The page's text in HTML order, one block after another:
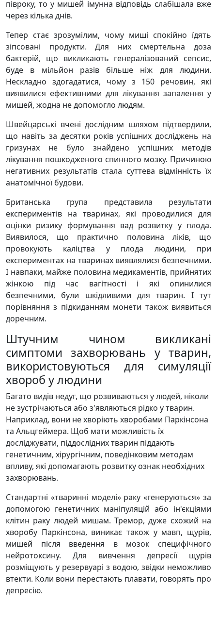
півроку, то у мишей імунна відповідь слабішала вже
через кілька днів.
Тепер стає зрозумілим, чому миші спокійно їдять
зіпсовані продукти. Для них смертельна доза
бактерій, що викликають генералізований сепсис,
буде в мільйон разів більше ніж для людини.
Нескладно здогадатися, чому з 150 речовин, які
виявилися ефективними для лікування запалення у
мишей, жодна не допомогло людям.
Швейцарські вчені дослідним шляхом підтвердили,
що навіть за десятки років успішних досліджень на
гризунах не було знайдено успішних методів
лікування пошкодженого спинного мозку. Причиною
негативних результатів стала суттева відмінність їх
анатомічної будови.
Британська група представила результати
експериментів на тваринах, які проводилися для
оцінки ризику формування вад розвитку у плода.
Виявилося, що практично половина ліків, що
провокують каліцтва у плода людини, при
експериментах на тваринах виявлялися безпечними.
І навпаки, майже половина медикаментів, прийнятих
жінкою під час вагітності і які опинилися
безпечними, були шкідливими для тварин. І тут
порівняння з підкиданням монети також виявиться
доречним.
Штучним чином викликані
симптоми захворювань у тварин,
використовуються для симуляції
хвороб у людини
Багато видів недуг, що розвиваються у людей, ніколи
не зустрічаються або з'являються рідко у тварин.
Наприклад, вони не хворіють хворобами Паркінсона
та Альцгеймера. Щоб мати можливість їх
досліджувати, піддослідних тварин піддають
генетичним, хірургічним, поведінковим методам
впливу, які допомагають розвитку ознак необхідних
захворювань.
Стандартні «тваринні моделі» раку «генеруються» за
допомогою генетичних маніпуляцій або ін'єкціями
клітин раку людей мишам. Тремор, дуже схожий на
хворобу Паркінсона, виникає також у мавп, щурів,
мишей після введення в мозок специфічного
нейротоксину. Для вивчення депресії щурів
розміщують у резервуарі з водою, звідки неможливо
втекти. Коли вони перестають плавати, говорять про
депресію.